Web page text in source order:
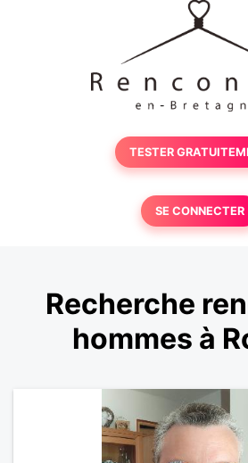
TESTER
SE CONNECTER
Recherche
hommes à